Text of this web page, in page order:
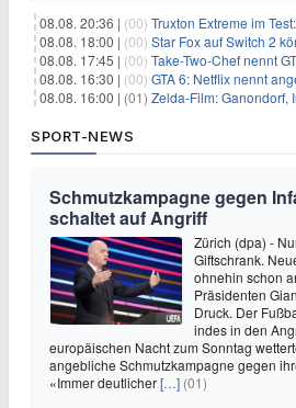
08.08. 20:36 | (00) Truxton Extreme im Test: Dieser
08.08. 18:00 | (00) Star Fox auf Switch 2
08.08. 17:45 | (00) Take-Two-Chef nennt GTA 6 für 80
08.08. 16:30 | (00) GTA 6: Netflix nennt angeblich
08.08. 16:00 | (01) Zelda-Film: Ganondorf, Impa
SPORT-NEWS
Schmutzkampagne gegen
schaltet auf Angriff
Zürich (dpa) -
Giftschrank.
ohnehin schon
Präsidenten
Druck. Der
indes in den
europäischen Nacht zum Sonntag
angebliche Schmutzkampagne gegen
«Immer deutlicher[…] (01)